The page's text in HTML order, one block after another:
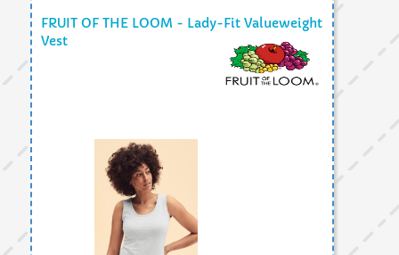
FRUIT OF THE LOOM - Lady-Fit Valueweight
Vest